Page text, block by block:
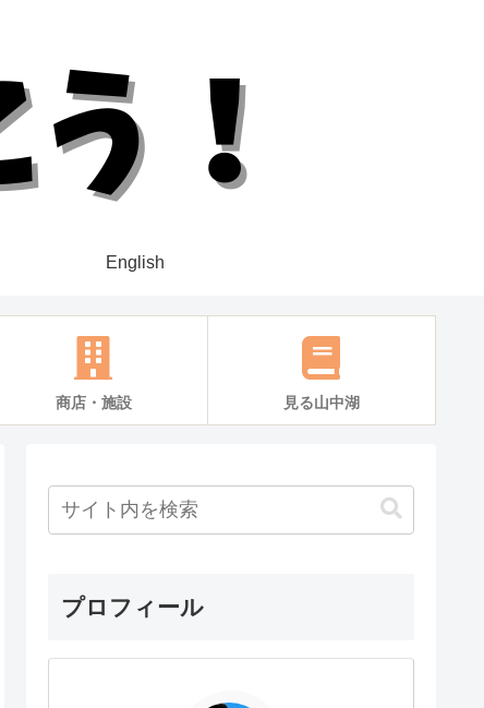
English
商店・施設 見る山中湖
プロフィール